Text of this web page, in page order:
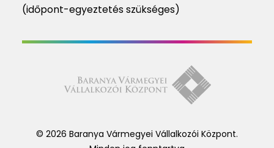
(időpont-egyeztetés szükséges)
© 2026 Baranya Vármegyei Vállalkozói Központ.